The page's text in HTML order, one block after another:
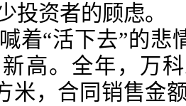
投资者的顾虑。
“活下去”的悲
高。全年，万
米，合同销售金